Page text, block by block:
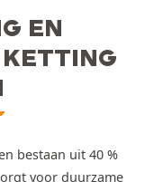
EN
bestaan uit 40 %
voor duurzame